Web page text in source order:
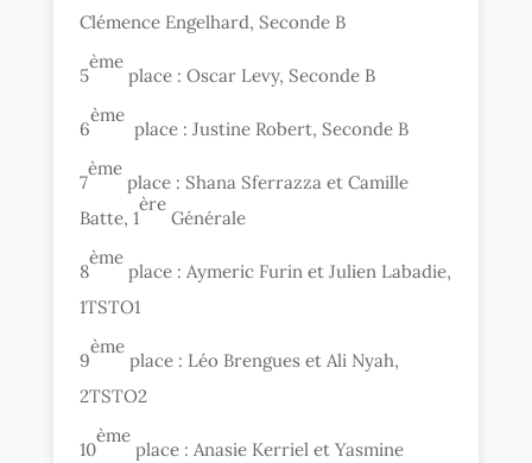
Clémence Engelhard, Seconde B
5
ème
place : Oscar Levy, Seconde B
6
ème
place : Justine Robert, Seconde B
7
ème
place : Shana Sferrazza et Camille
Batte, 1
ère
Générale
8
ème
place : Aymeric Furin et Julien Labadie,
1TSTO1
9
ème
place : Léo Brengues et Ali Nyah,
2TSTO2
10
ème
place : Anasie Kerriel et Yasmine